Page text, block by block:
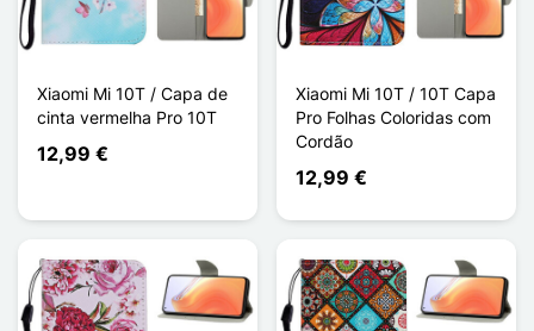
Xiaomi Mi 10T / Capa de
cinta vermelha Pro 10T
12,99 €
Xiaomi Mi 10T / 10T Capa
Pro Folhas Coloridas com
Cordão
12,99 €